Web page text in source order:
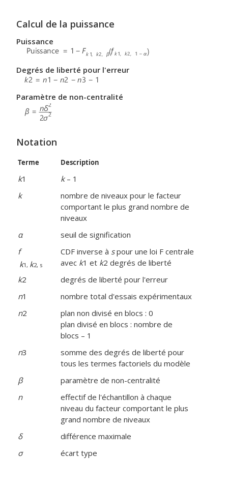
Calcul de la puissance
Puissance
Degrés de liberté pour l'erreur
Paramètre de non-centralité
Notation
Terme Description
k1 k– 1
k
nombre de niveaux pour le facteur
comportant le plus grand nombre de
niveaux
α
seuil de signification
f
k1, k2, s
CDF inverse à spour une loi F centrale
avec k1 et k2 degrés de liberté
k2
degrés de liberté pour l'erreur
n1
nombre total d'essais expérimentaux
n2
plan non divisé en blocs : 0
plan divisé en blocs : nombre de
blocs – 1
n3
somme des degrés de liberté pour
tous les termes factoriels du modèle
β
paramètre de non-centralité
n
effectif de l'échantillon à chaque
niveau du facteur comportant le plus
grand nombre de niveaux
δ
différence maximale
σ
écart type